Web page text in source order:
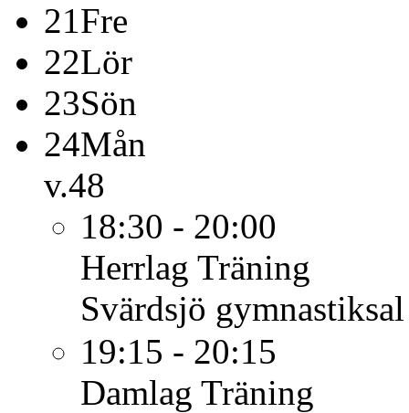
21Fre
22Lör
23Sön
24Mån
v.48
18:30 - 20:00
Herrlag Träning
Svärdsjö gymnastiksal
19:15 - 20:15
Damlag Träning